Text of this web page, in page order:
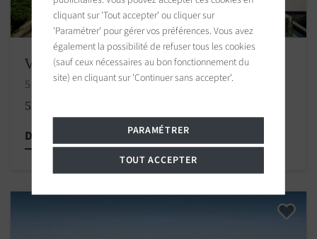
Villa Sainte-Maxime
5 chambres 300.00 m2 / 3229 sq ft
5 950 000 €
Découvrir cette propriété
cliquant sur 'Tout accepter' ou cliquer sur
'Paramétrer' pour gérer vos préférences. Vous avez
également la possibilité de refuser tous les cookies
(sauf ceux nécessaires au bon fonctionnement du
site) en cliquant sur 'Continuer sans accepter'.
PARAMÉTRER
TOUT ACCEPTER